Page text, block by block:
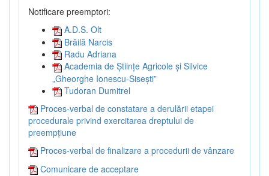
Notificare preemptori:
A.D.S. Olt
Brăilă Narcis
Radu Adriana
Academia de Științe Agricole și Silvice
„Gheorghe Ionescu-Sisești”
Tudoran Dumitrel
Proces-verbal de constatare a derulării etapei
procedurale privind exercitarea dreptului de
preempțiune
Proces-verbal de finalizare a procedurii de vânzare
Comunicare de acceptare